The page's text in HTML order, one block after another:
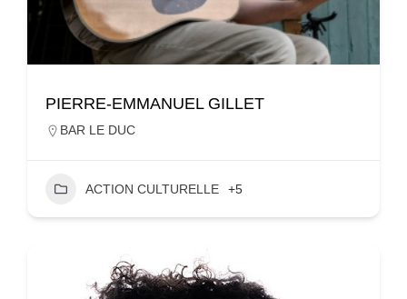
PIERRE-EMMANUEL GILLET
BAR LE DUC
ACTION CULTURELLE +5